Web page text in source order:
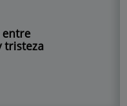
entre
tristeza